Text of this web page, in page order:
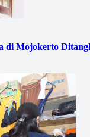
di Mojokerto